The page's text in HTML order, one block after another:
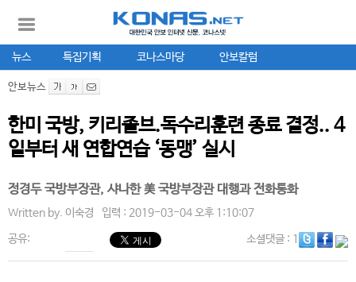
뉴스 특집기획 코나스마당 안보칼럼
안보뉴스
한미 국방, 키리졸브.독수리훈련 종료 결정.. 4
일부터 새 연합연습 ‘동맹’ 실시
정경두 국방부장관, 샤나한 美 국방부장관 대행과 전화통화
Written by. 이숙경 입력 : 2019-03-04 오후 1:10:07
공유: 소셜댓글: 1